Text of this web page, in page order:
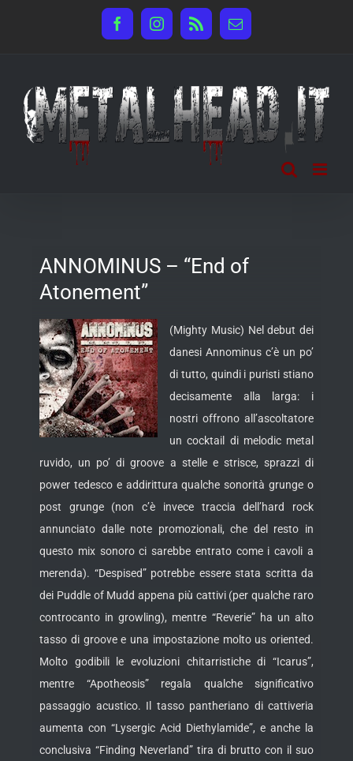
FacebookInstagram
Rss Email
ANNOMINUS – “End of
Atonement”
(Mighty Music) Nel debut dei
danesi Annominus c’è un po’
di tutto, quindi i puristi stiano
decisamente alla larga: i
nostri offrono all’ascoltatore
un cocktail di melodic metal
ruvido, un po’ di groove a stelle e strisce, sprazzi di
power tedesco e addirittura qualche sonorità grunge o
post grunge(non c’è invece traccia dell’hard rock
annunciato dalle note promozionali, che del resto in
questo mix sonoro ci sarebbe entrato come i cavoli a
merenda). “Despised” potrebbe essere stata scritta da
dei Puddle of Mudd appena più cattivi (per qualche raro
controcanto in growling), mentre “Reverie” ha un alto
tasso di groove e una impostazione molto us oriented.
Molto godibili le evoluzioni chitarristiche di “Icarus”,
mentre “Apotheosis” regala qualche significativo
passaggio acustico. Il tasso pantheriano di cattiveria
aumenta con “Lysergic Acid Diethylamide”, e anche la
conclusiva “Finding Neverland” tira di brutto con il suo